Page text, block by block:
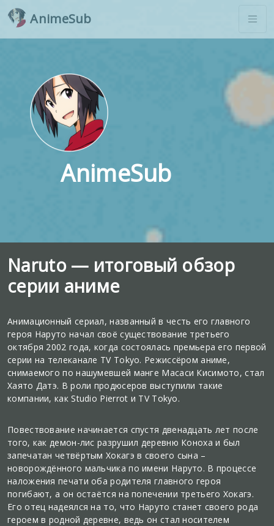
AnimeSub
AnimeSub
Naruto — итоговый обзор
серии аниме
Анимационный сериал, названный в честь его главного
героя Наруто начал своё существование третьего
октября 2002 года, когда состоялась премьера его первой
серии на телеканале TV Tokyo. Режиссёром аниме,
снимаемого по нашумевшей манге Масаси Кисимото, стал
Хаято Датэ. В роли продюсеров выступили такие
компании, как Studio Pierrot и TV Tokyo.
Повествование начинается спустя двенадцать лет после
того, как демон-лис разрушил деревню Коноха и был
запечатан четвёртым Хокагэ в своего сына –
новорождённого мальчика по имени Наруто. В процессе
наложения печати оба родителя главного героя
погибают, а он остаётся на попечении третьего Хокагэ.
Его отец надеялся на то, что Наруто станет своего рода
героем в родной деревне, ведь он стал носителем